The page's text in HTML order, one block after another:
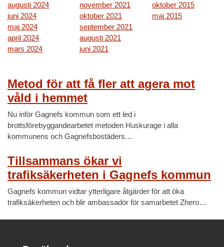
augusti 2024
juni 2024
maj 2024
april 2024
mars 2024
november 2021
oktober 2021
september 2021
augusti 2021
juni 2021
oktober 2015
maj 2015
Metod för att få fler att agera mot
våld i hemmet
Nu inför Gagnefs kommun som ett led i
brottsförebyggandearbetet metoden Huskurage i alla
kommunens och Gagnefsbostäders…
Tillsammans ökar vi
trafiksäkerheten i Gagnefs kommun
Gagnefs kommun vidtar ytterligare åtgärder för att öka
trafiksäkerheten och blir ambassadör för samarbetet Zhero…